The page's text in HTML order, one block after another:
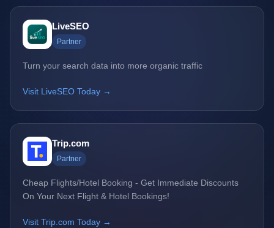
LiveSEO
Partner
Turn your search data into more organic traffic
Visit LiveSEO Today →
Trip.com
Partner
Cheap Flights/Hotel Booking - Get Immediate Discounts
On Your Next Flight & Hotel Bookings!
Visit Trip.com Today →